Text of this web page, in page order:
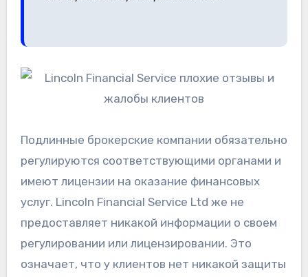
Подлинные брокерские компании обязательно
регулируются соответствующими органами и
имеют лицензии на оказание финансовых
услуг. Lincoln Financial Service Ltd же не
предоставляет никакой информации о своем
регулировании или лицензировании. Это
означает, что у клиентов нет никакой защиты